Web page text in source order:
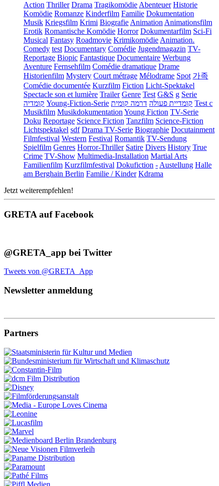
Action Thriller Drama TragikomödieAbenteuer Historie
Komödie Romanze Kinderfilm Familie Dokumentation
Musik Kriegsfilm Krimi BiografieAnimationAnimationsfilm
Erotik Romantische Komödie Horror Dokumentarfilm Sci-Fi
Musical Fantasy Roadmovie KrimikomödieAnimation.
Comedy test Documentary Comédie Jugendmagazin TV-
Reportage Biopic Fantastique Documentaire Werbung
Aventure Fernsehfilm Comédie dramatique Drame
Historienfilm Mystery Court métrage Mélodrame Spot 가족
Comédie documentée Kurzfilm Fiction Licht-Spektakel
Spectacle son et lumière Trailer Genre Test G&S g Serie
קומדיה Young-Fiction-Serie קומדיית פעולה דרמה קומית
Test c
Musikfilm MusikdokumentationYoung Fiction TV-Serie
Doku Reportage Science Fiction Tanzfilm Science-Fiction
Lichtspektakel sdf Drama TV-Serie Biographie Docutainment
Filmfestival Western Festival Romantik TV-Sendung
Spielfilm Genres Horror-Thriller Satire Divers History True
Crime TV-Show Multimedia-Installation Martial Arts
Familienfilm Kurzfilmfestival Dokufiction -Austellung Halle
am Berghain Berlin Familie / Kinder Kdrama
Jetzt weiterempfehlen!
GRETA auf Facebook
@GRETA_app bei Twitter
Tweets von @GRETA_App
Newsletter anmeldung
Partners